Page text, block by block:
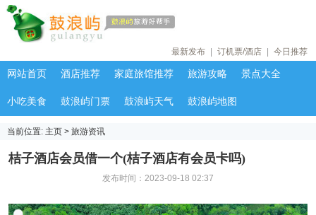
最新发布 订机票/酒店 今日推荐
网站首页 酒店推荐 家庭旅馆推荐 旅游攻略 景点大全
小吃美食 鼓浪屿门票 鼓浪屿天气 鼓浪屿地图
当前位置: 主页 > 旅游资讯
桔子酒店会员借一个(桔子酒店有会员卡吗)
发布时间：2023-09-18 02:37